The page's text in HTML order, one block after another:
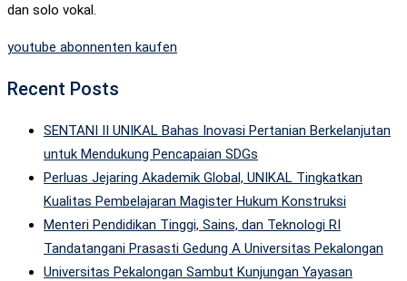
dan solo vokal.
youtube abonnenten kaufen
Recent Posts
SENTANI II UNIKAL Bahas Inovasi Pertanian Berkelanjutan
untuk Mendukung Pencapaian SDGs
Perluas Jejaring Akademik Global, UNIKAL Tingkatkan
Kualitas Pembelajaran Magister Hukum Konstruksi
Menteri Pendidikan Tinggi, Sains, dan Teknologi RI
Tandatangani Prasasti Gedung A Universitas Pekalongan
Universitas Pekalongan Sambut Kunjungan Yayasan